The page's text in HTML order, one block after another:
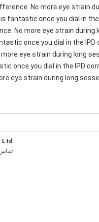
No more eye strain
is fantastic once you dial in
No more eye strain
once you dial in the
eye strain during long
once you dial in the IPD
eye strain during long